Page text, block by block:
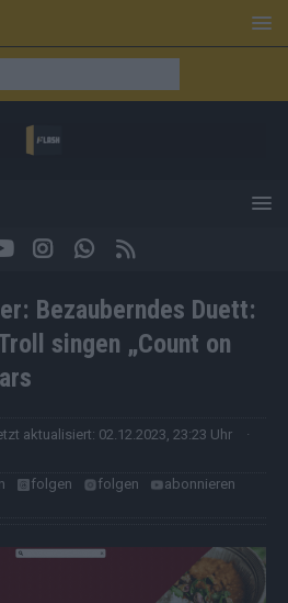
Bezauberndes Duett:
singen „Count on
aktualisiert: 02.12.2023, 23:23 Uhr
·
folgen folgen
abonnieren